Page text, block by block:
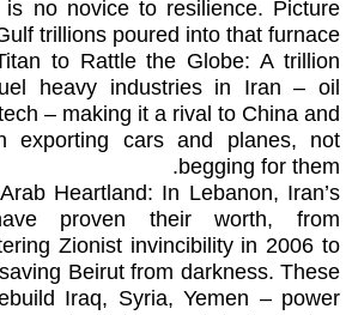
no novice to resilience. Picture
trillions poured into that furnace:
to Rattle the Globe: A trillion
heavy industries in Iran – oil
– making it a rival to China and
exporting cars and planes, not
begging for them.
Heartland: In Lebanon, Iran’s
proven their worth, from
Zionist invincibility in 2006 to
Beirut from darkness. These
Iraq, Syria, Yemen – power